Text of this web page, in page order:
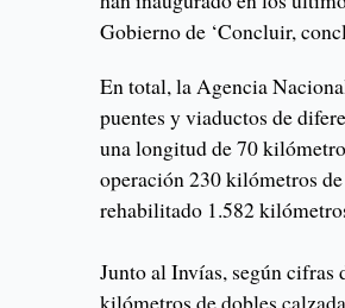
Gobierno de ‘Concluir,
En total, la Agencia
puentes y viaductos de
una longitud de 70
operación 230 kilómetros
rehabilitado 1.582
Junto al Invías, según cifras
kilómetros de dobles